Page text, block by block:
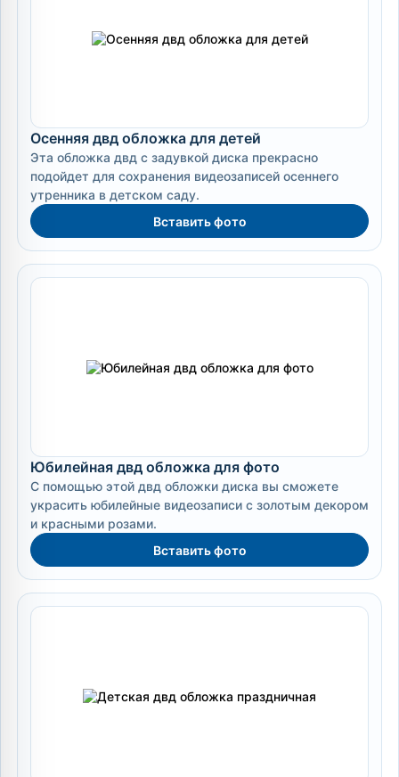
Осенняя двд обложка для детей
Эта обложка двд с задувкой диска прекрасно
подойдет для сохранения видеозаписей осеннего
утренника в детском саду.
Вставить фото
Юбилейная двд обложка для фото
С помощью этой двд обложки диска вы сможете
украсить юбилейные видеозаписи с золотым декором
и красными розами.
Вставить фото